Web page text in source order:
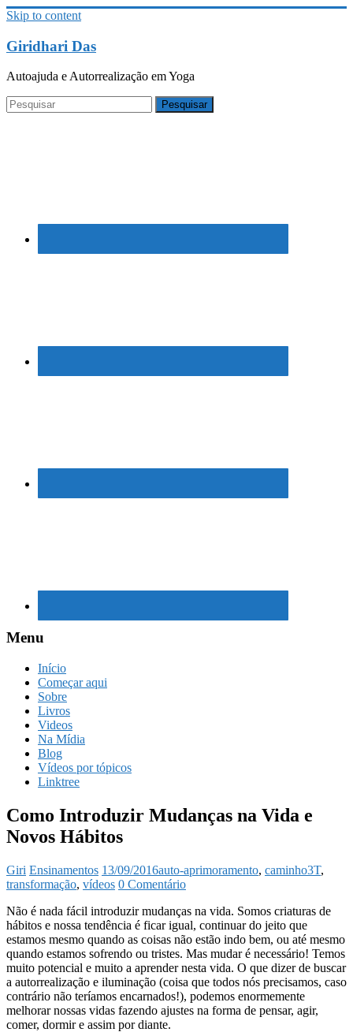
Skip to content
Giridhari Das
Autoajuda e Autorrealização em Yoga
Menu
Início
Começar aqui
Sobre
Livros
Videos
Na Mídia
Blog
Vídeos por tópicos
Linktree
Como Introduzir Mudanças na Vida e
Novos Hábitos
Giri Ensinamentos 13/09/2016auto-aprimoramento, caminho3T,
transformação, vídeos 0 Comentário
Não é nada fácil introduzir mudanças na vida. Somos criaturas de
hábitos e nossa tendência é ficar igual, continuar do jeito que
estamos mesmo quando as coisas não estão indo bem, ou até mesmo
quando estamos sofrendo ou tristes. Mas mudar é necessário! Temos
muito potencial e muito a aprender nesta vida. O que dizer de buscar
a autorrealização e iluminação (coisa que todos nós precisamos, caso
contrário não teríamos encarnados!), podemos enormemente
melhorar nossas vidas fazendo ajustes na forma de pensar, agir,
comer, dormir e assim por diante.